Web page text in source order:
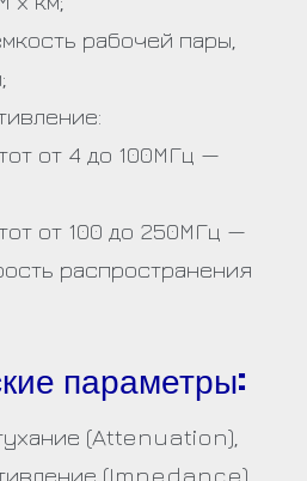
рабочей пары,
от 4 до 100МГц —
от 100 до 250МГц —
распространения
параметры:
(Attenuation),
(Impedance),